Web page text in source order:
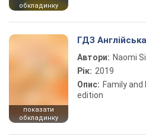
обкладинку
показати
обкладинку
ГДЗ
Автори: Naomi
Рік: 2019
Опис: Family and
edition